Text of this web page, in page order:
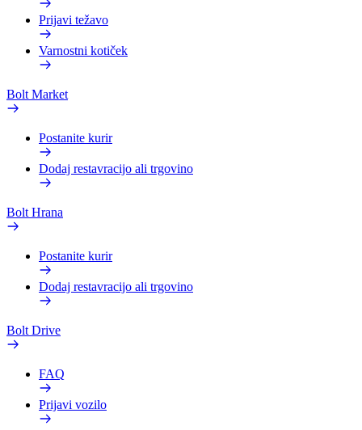
Prijavi težavo
Varnostni kotiček
Bolt Market
Postanite kurir
Dodaj restavracijo ali trgovino
Bolt Hrana
Postanite kurir
Dodaj restavracijo ali trgovino
Bolt Drive
FAQ
Prijavi vozilo